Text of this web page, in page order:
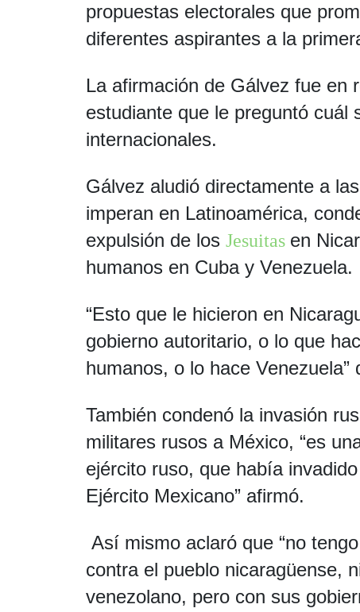
propuestas electorales que
diferentes aspirantes a la
La afirmación de Gálvez fue en
estudiante que le preguntó
internacionales.
Gálvez aludió directamente a
imperan en Latinoamérica,
expulsión de los Jesuitas en
humanos en Cuba y Venezuela.
“Esto que le hicieron en
gobierno autoritario, o lo que
humanos, o lo hace Venezuela”
También condenó la invasión
militares rusos a México, “es
ejército ruso, que había
Ejército Mexicano” afirmó.
Así mismo aclaró que “no
contra el pueblo nicaragüense,
venezolano, pero con sus